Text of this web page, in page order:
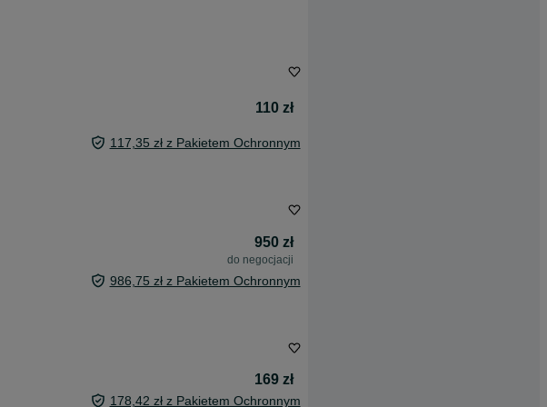
110 zł
117,35 zł z Pakietem Ochronnym
950 zł
do negocjacji
986,75 zł z Pakietem Ochronnym
169 zł
178,42 zł z Pakietem Ochronnym